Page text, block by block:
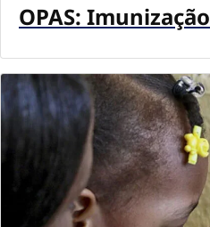
OPAS: Imunização